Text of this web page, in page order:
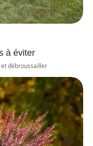
à éviter
débroussailler